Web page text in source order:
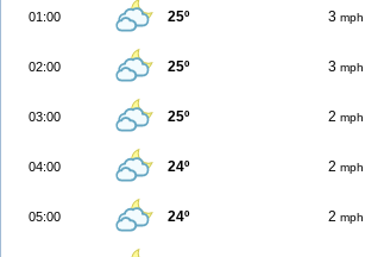
01:00 25º 3 mph
02:00 25º 3 mph
03:00 25º 2 mph
04:00 24º 2 mph
05:00 24º 2 mph